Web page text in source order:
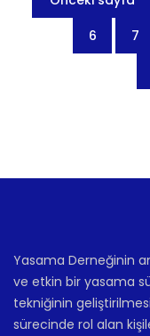
6
7
Yasama Derneğinin
ve etkin bir yasama
tekniğinin
sürecinde rol alan